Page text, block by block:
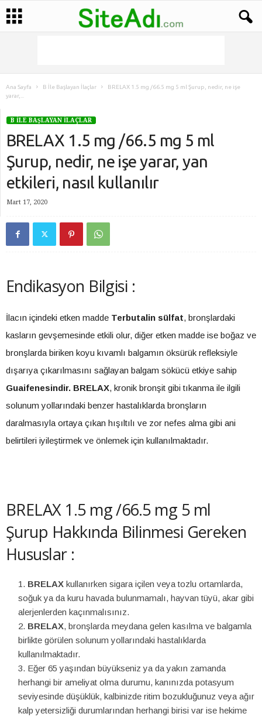
Ana Sayfa B İle Başlayan İlaçlar
BRELAX 1.5 mg /66.5 mg 5 ml Şurup, nedir, ne işe
yarar,...
B İLE BAŞLAYAN İLAÇLAR
BRELAX 1.5 mg /66.5 mg 5 ml
Şurup, nedir, ne işe yarar, yan
etkileri, nasıl kullanılır
Mart 17, 2020
Endikasyon Bilgisi :
İlacın içindeki etken madde Terbutalin sülfat, bronşlardaki
kasların gevşemesinde etkili olur, diğer etken madde ise boğaz ve
bronşlarda biriken koyu kıvamlı balgamın öksürük refleksiyle
dışarıya çıkarılmasını sağlayan balgam sökücü etkiye sahip
Guaifenesindir. BRELAX, kronik bronşit gibi tıkanma ile ilgili
solunum yollarındaki benzer hastalıklarda bronşların
daralmasıyla ortaya çıkan hışıltılı ve zor nefes alma gibi ani
belirtileri iyileştirmek ve önlemek için kullanılmaktadır.
BRELAX 1.5 mg /66.5 mg 5 ml
Şurup Hakkında Bilinmesi Gereken
Hususlar :
BRELAX kullanırken sigara içilen veya tozlu ortamlarda,
soğuk ya da kuru havada bulunmamalı, hayvan tüyü, akar gibi
alerjenlerden kaçınmalısınız.
BRELAX, bronşlarda meydana gelen kasılma ve balgamla
birlikte görülen solunum yollarındaki hastalıklarda
kullanılmaktadır.
Eğer 65 yaşından büyükseniz ya da yakın zamanda
herhangi bir ameliyat olma durumu, kanınızda potasyum
seviyesinde düşüklük, kalbinizde ritim bozukluğunuz veya ağır
kalp yetersizliği durumlarından herhangi birisi var ise hekime